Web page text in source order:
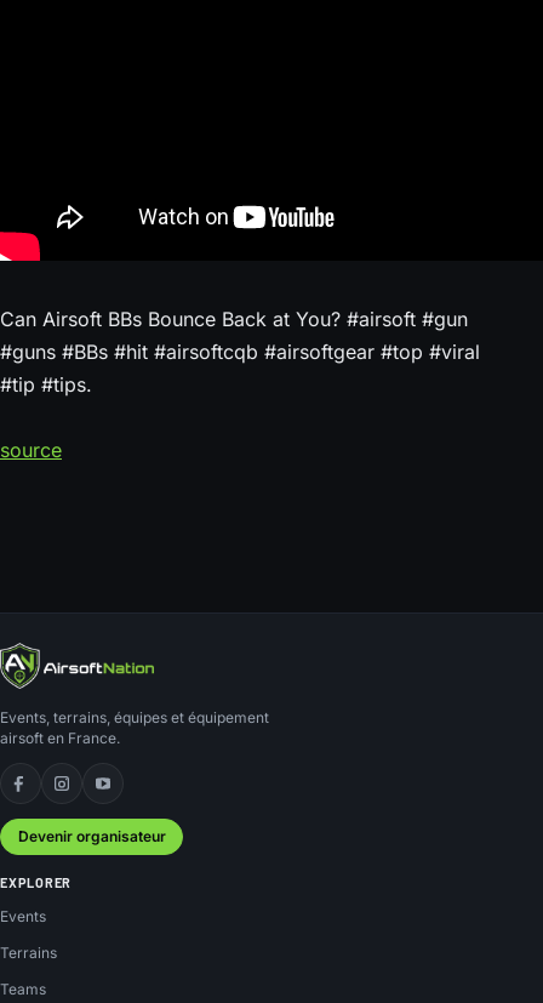
Can Airsoft BBs Bounce Back at You? #airsoft #gun
#guns #BBs #hit #airsoftcqb #airsoftgear #top #viral
#tip #tips.
source
Events, terrains, équipes et équipement
airsoft en France.
Facebook
Instagram
YouTube
Devenir organisateur
EXPLORER
Events
Terrains
Teams